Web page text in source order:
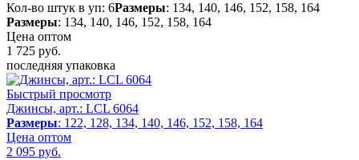
Кол-во штук в уп: 6Размеры: 134, 140, 146, 152, 158, 164
Размеры: 134, 140, 146, 152, 158, 164
Цена оптом
1 725 руб.
последняя упаковка
Быстрый просмотр
Джинсы, арт.: LCL 6064
Размеры: 122, 128, 134, 140, 146, 152, 158, 164
Цена оптом
2 095 руб.